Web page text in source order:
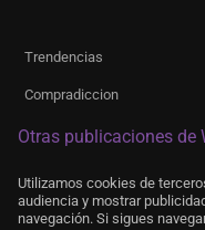
Trendencias
Compradiccion
Otras publicaciones de
Utilizamos cookies de
audiencia y mostrar
navegación. Si sigues